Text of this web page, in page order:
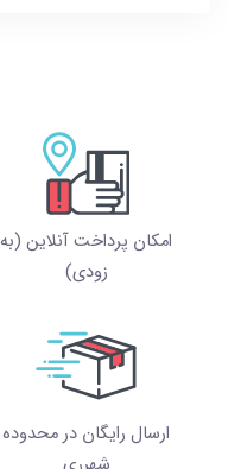
امکان پرداخت آنلاین (به
زودی)
ارسال رایگان در محدوده